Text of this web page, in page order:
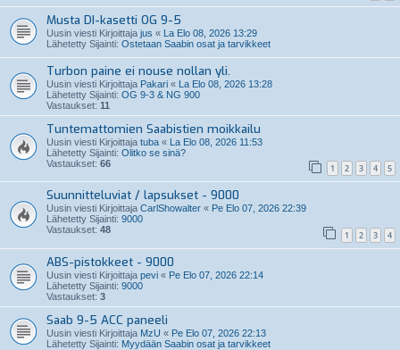
Musta DI-kasetti OG 9-5
Uusin viesti Kirjoittaja jus « La Elo 08, 2026 13:29
Lähetetty Sijainti: Ostetaan Saabin osat ja tarvikkeet
Turbon paine ei nouse nollan yli.
Uusin viesti Kirjoittaja Pakari « La Elo 08, 2026 13:28
Lähetetty Sijainti: OG 9-3 & NG 900
Vastaukset: 11
Tuntemattomien Saabistien moikkailu
Uusin viesti Kirjoittaja tuba « La Elo 08, 2026 11:53
Lähetetty Sijainti: Olitko se sinä?
Vastaukset: 66 1 2 3 4 5
Suunnitteluviat / lapsukset - 9000
Uusin viesti Kirjoittaja CarlShowalter « Pe Elo 07, 2026 22:39
Lähetetty Sijainti: 9000
Vastaukset: 48 1 2 3 4
ABS-pistokkeet - 9000
Uusin viesti Kirjoittaja pevi « Pe Elo 07, 2026 22:14
Lähetetty Sijainti: 9000
Vastaukset: 3
Saab 9-5 ACC paneeli
Uusin viesti Kirjoittaja MzU « Pe Elo 07, 2026 22:13
Lähetetty Sijainti: Myydään Saabin osat ja tarvikkeet